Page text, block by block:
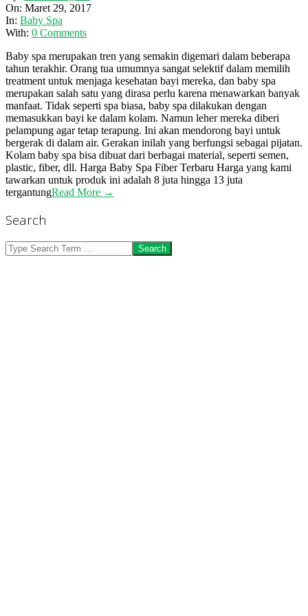
03-
29
On: Maret 29, 2017
In: Baby Spa
With: 0 Comments
Baby spa merupakan tren yang semakin digemari dalam beberapa
tahun terakhir. Orang tua umumnya sangat selektif dalam memilih
treatment untuk menjaga kesehatan bayi mereka, dan baby spa
merupakan salah satu yang dirasa perlu karena menawarkan banyak
manfaat. Tidak seperti spa biasa, baby spa dilakukan dengan
memasukkan bayi ke dalam kolam. Namun leher mereka diberi
pelampung agar tetap terapung. Ini akan mendorong bayi untuk
bergerak di dalam air. Gerakan inilah yang berfungsi sebagai pijatan.
Kolam baby spa bisa dibuat dari berbagai material, seperti semen,
plastic, fiber, dll. Harga Baby Spa Fiber Terbaru Harga yang kami
tawarkan untuk produk ini adalah 8 juta hingga 13 juta
tergantungRead More →
Search
Search